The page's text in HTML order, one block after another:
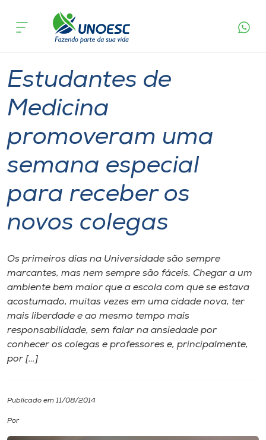
Cursos
Pesquisa
Atendimento ao Estudante
Portal de Ensino
A
Unoesc
Internacionalização
I.nova
Diplomados
Cultura
CPA
Biblioteca
acontece
Estudantes de
Medicina
promoveram uma
semana especial
para receber os
novos colegas
Os primeiros dias na Universidade são sempre
marcantes, mas nem sempre são fáceis. Chegar a um
ambiente bem maior que a escola com que se estava
acostumado, muitas vezes em uma cidade nova, ter
mais liberdade e ao mesmo tempo mais
responsabilidade, sem falar na ansiedade por
conhecer os colegas e professores e, principalmente,
por […]
Publicado em 11/08/2014
Por